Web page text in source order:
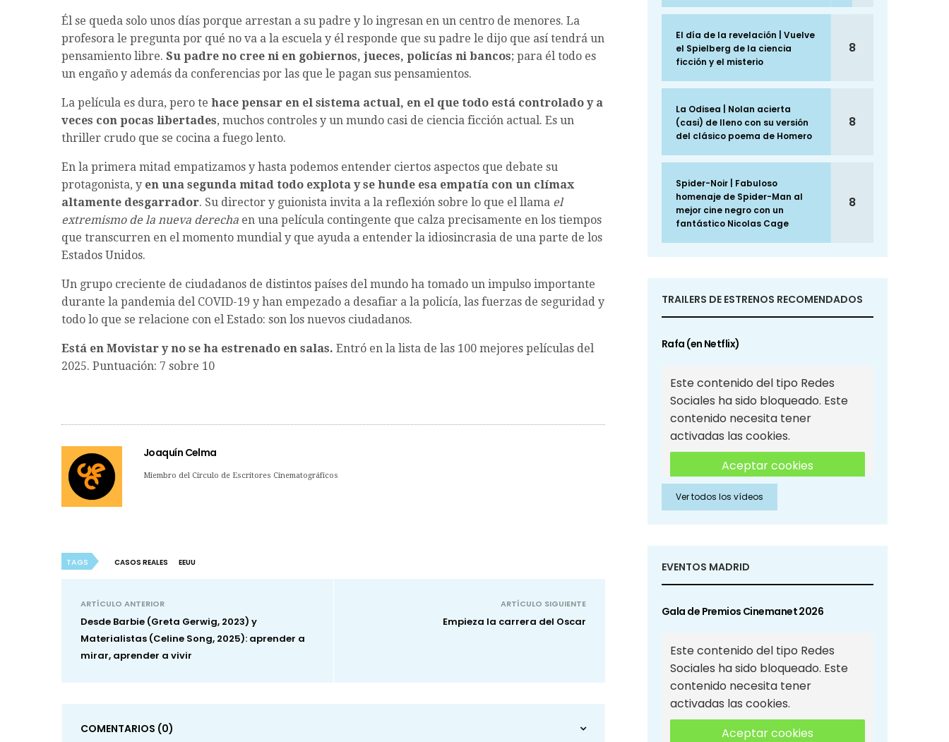
Él se queda solo unos días porque arrestan a su padre y lo ingresan en un centro de menores. La
profesora le pregunta por qué no va a la escuela y él responde que su padre le dijo que así tendrá un
pensamiento libre. Su padre no cree ni en gobiernos, jueces, policías ni bancos; para él todo es
un engaño y además da conferencias por las que le pagan sus pensamientos.
La película es dura, pero te hace pensar en el sistema actual, en el que todo está controlado y a
veces con pocas libertades, muchos controles y un mundo casi de ciencia ficción actual. Es un
thriller crudo que se cocina a fuego lento.
En la primera mitad empatizamos y hasta podemos entender ciertos aspectos que debate su
protagonista, y en una segunda mitad todo explota y se hunde esa empatía con un clímax
altamente desgarrador. Su director y guionista invita a la reflexión sobre lo que el llama el
extremismo de la nueva derecha en una película contingente que calza precisamente en los tiempos
que transcurren en el momento mundial y que ayuda a entender la idiosincrasia de una parte de los
Estados Unidos.
Un grupo creciente de ciudadanos de distintos países del mundo ha tomado un impulso importante
durante la pandemia del COVID-19 y han empezado a desafiar a la policía, las fuerzas de seguridad y
todo lo que se relacione con el Estado: son los nuevos ciudadanos.
Está en Movistar y no se ha estrenado en salas. Entró en la lista de las 100 mejores películas del
2025. Puntuación: 7 sobre 10
Joaquín Celma
Miembro del Círculo de Escritores Cinematográficos
TAGS CASOS REALES EEUU
ARTÍCULO ANTERIOR
Desde Barbie (Greta Gerwig, 2023) y
Materialistas (Celine Song, 2025): aprender a
mirar, aprender a vivir
ARTÍCULO SIGUIENTE
Empieza la carrera del Oscar
COMENTARIOS (0)
El día de la revelación | Vuelve
el Spielberg de la ciencia
ficción y el misterio
8
La Odisea | Nolan acierta
(casi) de lleno con su versión
del clásico poema de Homero
8
Spider-Noir | Fabuloso
homenaje de Spider-Man al
mejor cine negro con un
fantástico Nicolas Cage
8
TRAILERS DE ESTRENOS RECOMENDADOS
Rafa (en Netflix)
Este contenido del tipo Redes
Sociales ha sido bloqueado. Este
contenido necesita tener
activadas las cookies.
Aceptar cookies
Aceptar cookies de Redes
Sociales
Ver todos los vídeos
EVENTOS MADRID
Gala de Premios Cinemanet 2026
Este contenido del tipo Redes
Sociales ha sido bloqueado. Este
contenido necesita tener
activadas las cookies.
Aceptar cookies